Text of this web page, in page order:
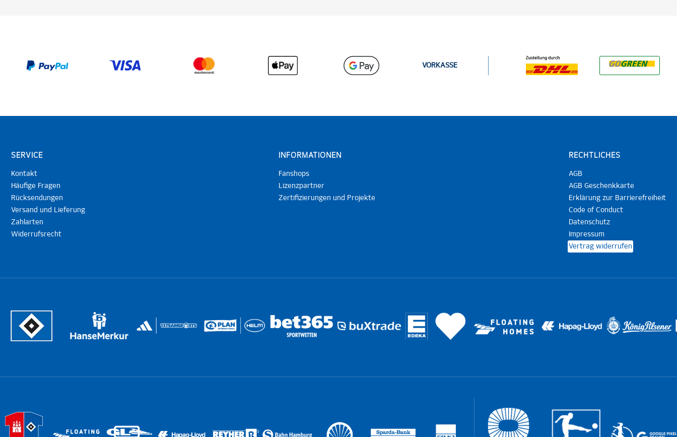
VORKASSE
SERVICE
Kontakt
Häufige Fragen
Rücksendungen
Versand und Lieferung
Zahlarten
Widerrufsrecht
INFORMATIONEN
Fanshops
Lizenzpartner
Zertifizierungen und Projekte
RECHTLICHES
AGB
AGB Geschenkkarte
Erklärung zur Barrierefreiheit
Code of Conduct
Datenschutz
Impressum
Vertrag widerrufen